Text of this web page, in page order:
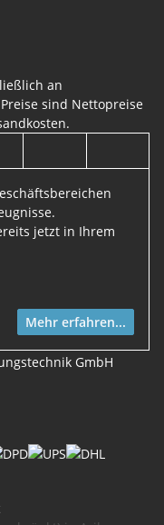
an
sind Nettopreise
.
jetzt in Ihrem
Mehr erfahren...